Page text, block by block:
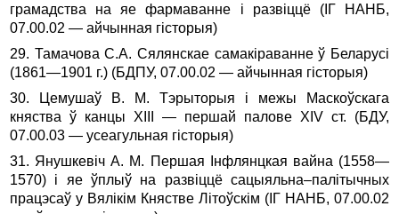
грамадства на яе фармаванне і развіццё (ІГ НАНБ,
07.00.02 — айчынная гісторыя)
29. Тамачова С.А. Сялянскае самакіраванне ў Беларусі
(1861—1901 г.) (БДПУ, 07.00.02 — айчынная гісторыя)
30. Цемушаў В. М. Тэрыторыя і межы Маскоўскага
княства ў канцы XIII — першай палове ХIV ст. (БДУ,
07.00.03 — усеагульная гісторыя)
31. Янушкевіч А. М. Першая Інфлянцкая вайна (1558—
1570) і яе ўплыў на развіццё сацыяльна–палітычных
працэсаў у Вялікім Княстве Літоўскім (ІГ НАНБ, 07.00.02